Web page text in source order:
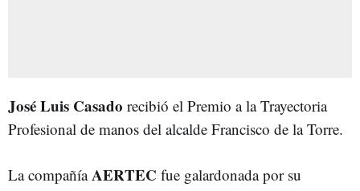
José Luis Casado recibió el Premio a la Trayectoria
Profesional de manos del alcalde Francisco de la Torre.
La compañíaAERTEC fue galardonada por su